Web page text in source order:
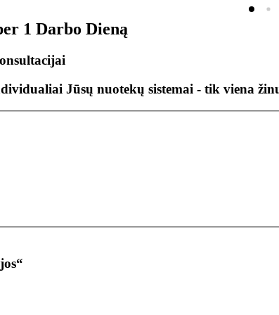
1 Darbo Dieną
Jūsų nuotekų sistemai - tik viena